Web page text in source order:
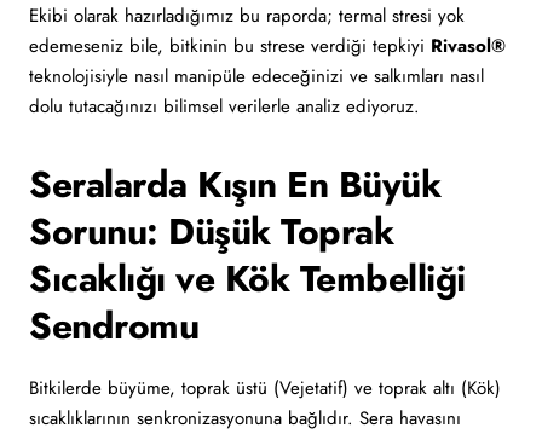
Ekibi olarak hazırladığımız bu raporda; termal stresi yok
edemeseniz bile, bitkinin bu strese verdiği tepkiyi Rivasol®
teknolojisiyle nasıl manipüle edeceğinizi ve salkımları nasıl
dolu tutacağınızı bilimsel verilerle analiz ediyoruz.
Seralarda Kışın En Büyük
Sorunu: Düşük Toprak
Sıcaklığı ve Kök Tembelliği
Sendromu
Bitkilerde büyüme, toprak üstü (Vejetatif) ve toprak altı (Kök)
sıcaklıklarının senkronizasyonuna bağlıdır. Sera havasını